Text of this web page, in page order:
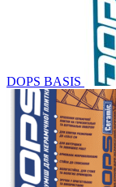
DOPS BASIS